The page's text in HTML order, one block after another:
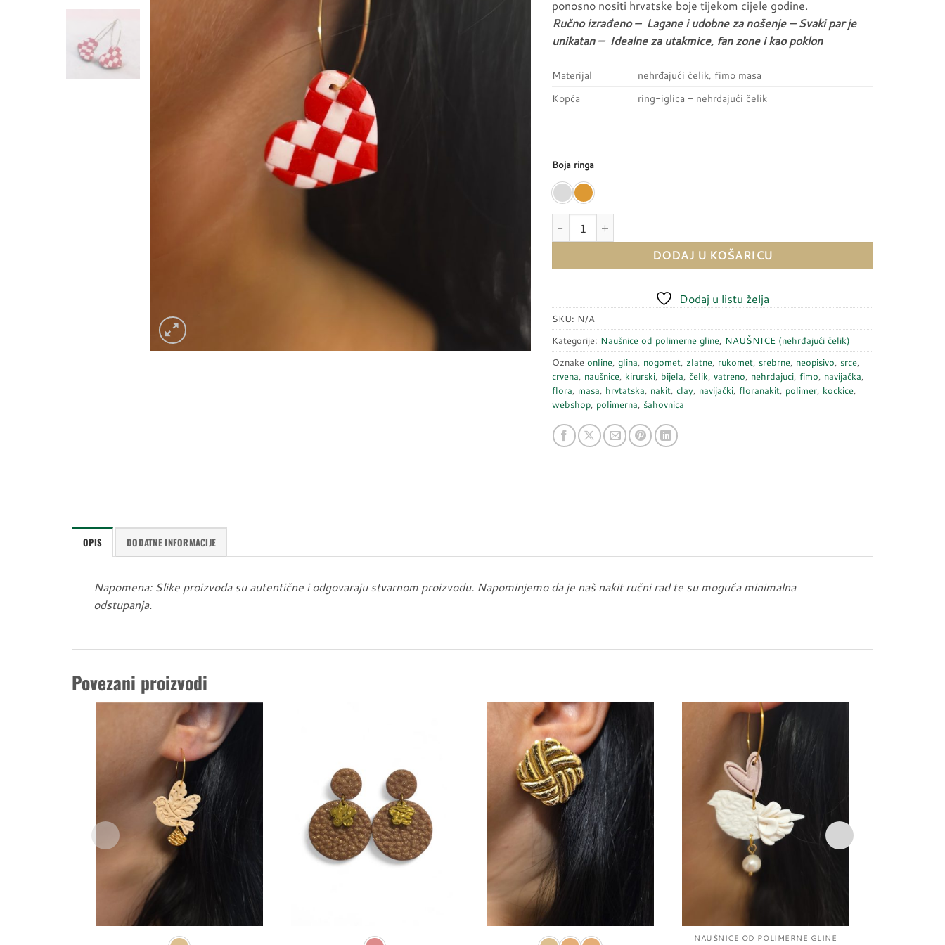
ponosno nositi hrvatske boje tijekom cijele godine.
Ručno izrađeno – Lagane i udobne za nošenje – Svaki par je
unikatan – Idealne za utakmice, fan zone i kao poklon
Materijal
nehrđajući čelik, fimo masa
Kopča
ring-iglica – nehrđajući čelik
Boja ringa
DODAJ U KOŠARICU
Dodaj u listu želja
SKU: N/A
Kategorije: Naušnice od polimerne gline, NAUŠNICE (nehrđajući čelik)
Oznake online, glina, nogomet, zlatne, rukomet, srebrne, neopisivo, srce,
crvena, naušnice, kirurski, bijela, čelik, vatreno, nehrdajuci, fimo, navijačka,
flora, masa, hrvtatska, nakit, clay, navijački, floranakit, polimer, kockice,
webshop, polimerna, šahovnica
OPIS DODATNE INFORMACIJE
Napomena: Slike proizvoda su autentične i odgovaraju stvarnom proizvodu. Napominjemo da je naš nakit ručni rad te su moguća minimalna
odstupanja.
Povezani proizvodi
Dodaj
listu
želja
NAUŠNICE OD POLIMERNE GLINE